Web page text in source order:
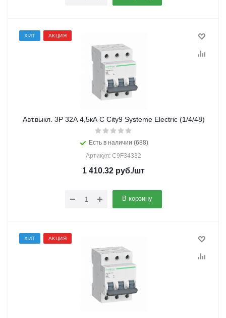
ХИТ АКЦИЯ
Авт.выкл. 3Р 32А 4,5кА С City9 Systeme Electric (1/4/48)
Есть в наличии (688)
Артикул: C9F34332
1 410.32 руб./шт
В корзину
ХИТ АКЦИЯ